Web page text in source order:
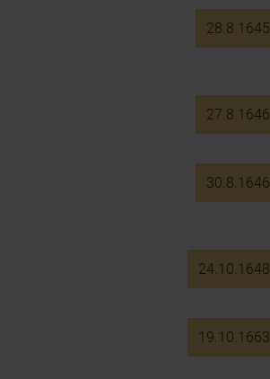
28.8.1645
27.8.1646
30.8.1646
24.10.1648
19.10.1663